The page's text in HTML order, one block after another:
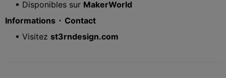
▪ Disponibles sur MakerWorld
Informations ⬝ Contact
▪ Visitez st3rndesign.com